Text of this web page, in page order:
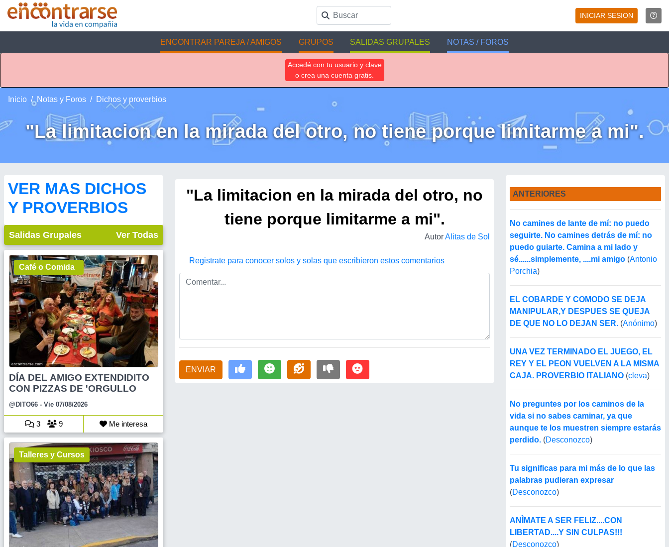
INICIAR SESION
ENCONTRAR PAREJA / AMIGOS GRUPOS SALIDAS GRUPALES NOTAS / FOROS
Accedé con tu usuario y clave
o crea una cuenta gratis.
Inicio Notas y Foros Dichos y proverbios
"La limitacion en la mirada del otro, no tiene porque limitarme a mi".
VER MAS DICHOS
Y PROVERBIOS
Salidas Grupales Ver Todas
Café o Comida
DÍA DEL AMIGO EXTENDIDITO
CON PIZZAS DE 'ORGULLO
@DITO66 - Vie 07/08/2026
3 9 Me interesa
Talleres y Cursos
"La limitacion en la mirada del otro, no
tiene porque limitarme a mi".
AutorAlitas de Sol
Registrate para conocer solos y solas que escribieron estos comentarios
ENVIAR
ANTERIORES
No camines de lante de mí: no puedo
seguirte. No camines detrás de mí: no
puedo guiarte. Camina a mi lado y
sé......simplemente, ....mi amigo (Antonio
Porchia)
EL COBARDE Y COMODO SE DEJA
MANIPULAR,Y DESPUES SE QUEJA
DE QUE NO LO DEJAN SER. (Anónimo)
UNA VEZ TERMINADO EL JUEGO, EL
REY Y EL PEON VUELVEN A LA MISMA
CAJA. PROVERBIO ITALIANO (cleva)
No preguntes por los caminos de la
vida si no sabes caminar, ya que
aunque te los muestren siempre estarás
perdido. (Desconozco)
Tu significas para mi más de lo que las
palabras pudieran expresar
(Desconozco)
ANÌMATE A SER FELIZ....CON
LIBERTAD....Y SIN CULPAS!!!
(Desconozco)